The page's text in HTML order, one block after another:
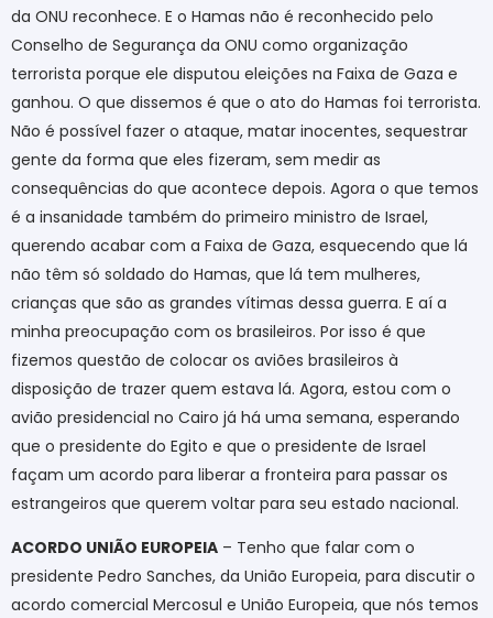
da ONU reconhece. E o Hamas não é reconhecido pelo
Conselho de Segurança da ONU como organização
terrorista porque ele disputou eleições na Faixa de Gaza e
ganhou. O que dissemos é que o ato do Hamas foi terrorista.
Não é possível fazer o ataque, matar inocentes, sequestrar
gente da forma que eles fizeram, sem medir as
consequências do que acontece depois. Agora o que temos
é a insanidade também do primeiro ministro de Israel,
querendo acabar com a Faixa de Gaza, esquecendo que lá
não têm só soldado do Hamas, que lá tem mulheres,
crianças que são as grandes vítimas dessa guerra. E aí a
minha preocupação com os brasileiros. Por isso é que
fizemos questão de colocar os aviões brasileiros à
disposição de trazer quem estava lá. Agora, estou com o
avião presidencial no Cairo já há uma semana, esperando
que o presidente do Egito e que o presidente de Israel
façam um acordo para liberar a fronteira para passar os
estrangeiros que querem voltar para seu estado nacional.
ACORDO UNIÃO EUROPEIA – Tenho que falar com o
presidente Pedro Sanches, da União Europeia, para discutir o
acordo comercial Mercosul e União Europeia, que nós temos